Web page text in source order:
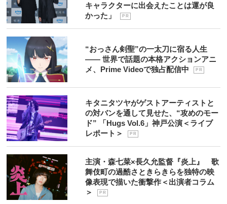
キャラクターに出会えたことは運が良
かった」
P R
“おっさん剣聖”の一太刀に宿る人生
―― 世界で話題の本格アクションアニ
メ、Prime Videoで独占配信中
P R
キタニタツヤがゲストアーティストと
の対バンを通して見せた、“攻めのモー
ド” 「Hugs Vol.6」神戸公演＜ライブ
レポート＞
P R
主演・森七菜×長久允監督『炎上』 歌
舞伎町の過酷さときらきらを独特の映
像表現で描いた衝撃作＜出演者コラム
＞
P R